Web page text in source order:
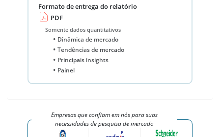
Formato de entrega do relatório
PDF
Somente dados quantitativos
Dinâmica de mercado
Tendências de mercado
Principais insights
Painel
Empresas que confiam em nós para suas
necessidades de pesquisa de mercado